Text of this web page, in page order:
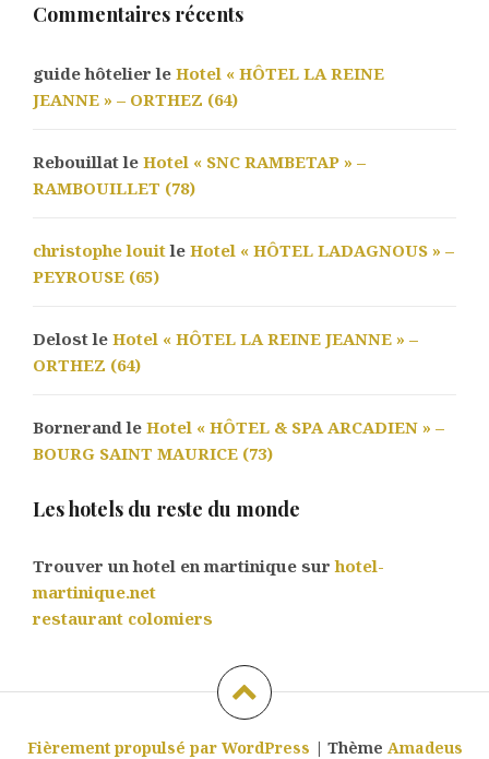
Commentaires récents
guide hôtelier le Hotel « HÔTEL LA REINE
JEANNE » – ORTHEZ (64)
Rebouillat le Hotel « SNC RAMBETAP » –
RAMBOUILLET (78)
christophe louitle Hotel « HÔTEL LADAGNOUS » –
PEYROUSE (65)
Delost le Hotel « HÔTEL LA REINE JEANNE » –
ORTHEZ (64)
Bornerand le Hotel « HÔTEL & SPA ARCADIEN » –
BOURG SAINT MAURICE (73)
Les hotels du reste du monde
Trouver un hotel en martinique surhotel-
martinique.net
restaurant colomiers
Fièrement propulsé par WordPress | Thème Amadeus